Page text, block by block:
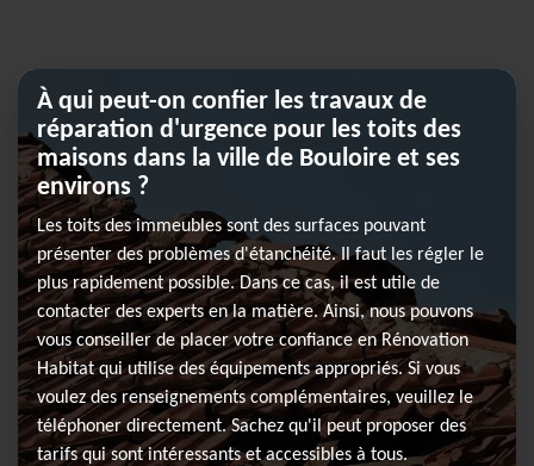
À qui peut-on confier les travaux de
réparation d'urgence pour les toits des
maisons dans la ville de Bouloire et ses
environs ?
Les toits des immeubles sont des surfaces pouvant
présenter des problèmes d'étanchéité. Il faut les régler le
plus rapidement possible. Dans ce cas, il est utile de
contacter des experts en la matière. Ainsi, nous pouvons
vous conseiller de placer votre confiance en Rénovation
Habitat qui utilise des équipements appropriés. Si vous
voulez des renseignements complémentaires, veuillez le
téléphoner directement. Sachez qu'il peut proposer des
tarifs qui sont intéressants et accessibles à tous.